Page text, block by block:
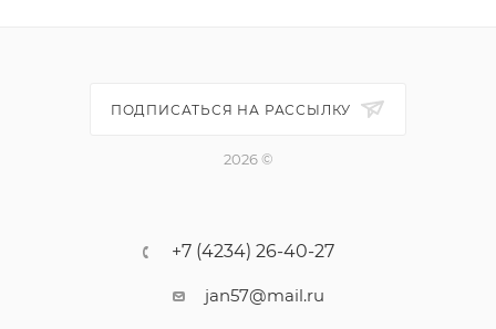
ПОДПИСАТЬСЯ НА РАССЫЛКУ
2026 ©
+7 (4234) 26-40-27
jan57@mail.ru